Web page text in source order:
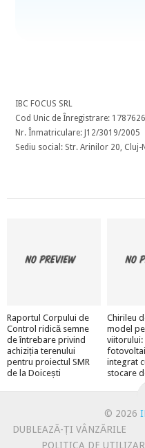
IBC FOCUS SRL
Cod Unic de Înregistrare:
Nr. Înmatriculare: J12/3019/2005
Sediu social: Str. Arinilor 20, Cluj-
Raportul Corpului de
Control ridică semne
de întrebare privind
achiziția terenului
pentru proiectul SMR
de la Doicești
Chirileu
model
viitorului:
integrat
stocare
© 2026
DUBLEAZĂ-ȚI VÂNZĂRILE
POLITICA DE